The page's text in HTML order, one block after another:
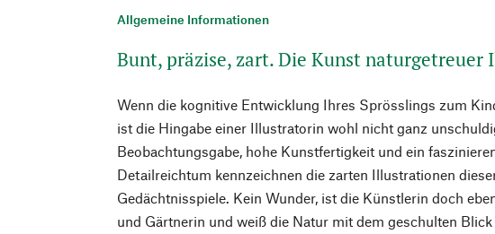
Allgemeine Informationen
Bunt, präzise, zart. Die Kunst
Wenn die kognitive Entwicklung Ihres Sprösslings zum
ist die Hingabe einer Illustratorin wohl nicht ganz
Beobachtungsgabe, hohe Kunstfertigkeit und ein
Detailreichtum kennzeichnen die zarten Illustrationen
Gedächtnisspiele. Kein Wunder, ist die Künstlerin doch
und Gärtnerin und weiß die Natur mit dem geschulten